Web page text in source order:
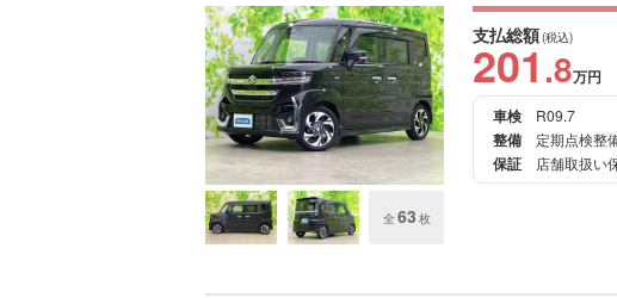
全 63 枚
支払総額(税込)
201.8万円
車検
R09.7
整備 定期点検整
保証 店舗取扱い